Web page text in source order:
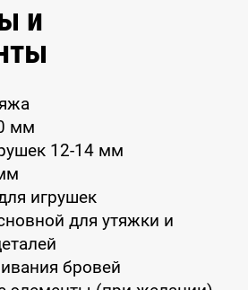
и
мм
12-14 мм
игрушек
для утяжки и
бровей